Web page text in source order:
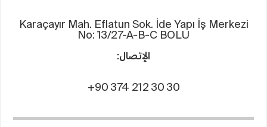
Karaçayır Mah. Eflatun Sok. İde Yapı İş Merkezi
No: 13/27-A-B-C BOLU
الإتصال:
+90 374 212 30 30